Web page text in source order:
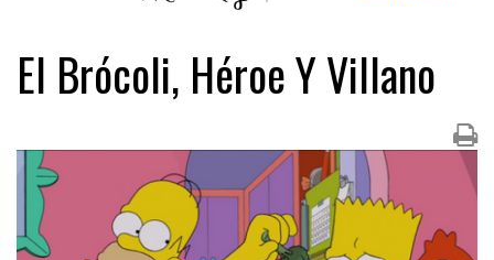
El Brócoli, Héroe Y Villano